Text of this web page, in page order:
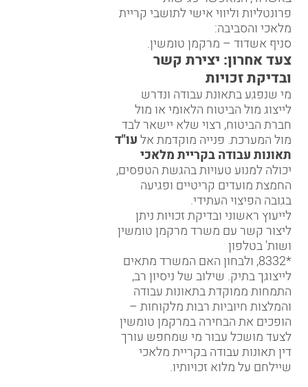
פרונטליות וליווי אישי לתושבי קריית
מלאכי והסביבה:
סניף אשדוד – מרקמן טומשין.
צעד אחרון: יצירת קשר
ובדיקת זכויות
מי שנפגע בתאונת עבודה ונדרש
לייצוג מול הביטוח הלאומי או מול
חברת הביטוח, רצוי שלא יישאר לבד
מול המערכת. פנייה מוקדמת אלעו"ד
תאונות עבודה בקריית מלאכי
יכולה למנוע טעויות בהגשת הטפסים,
החמצת מועדים קריטיים ופגיעה
בגובה הפיצוי העתידי.
לייעוץ ראשוני ובדיקת זכויות ניתן
ליצור קשר עם משרד מרקמן טומשין
ושות' בטלפון
*8332
, ולבחון האם המשרד מתאים
לייצוגך בתיק. שילוב של ניסיון רב,
התמחות ממוקדת בתאונות עבודה
והמלצות חיוביות רבות מלקוחות –
הופכים את הבחירה במרקמן טומשין
לצעד מושכל עבור מי שמחפש עורך
דין תאונות עבודה בקריית מלאכי
שיילחם על מלוא זכויותיו.